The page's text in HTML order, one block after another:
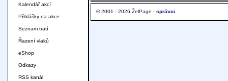
© 2001 - 2026 ŽelPage - správci
Kalendář akcí
Přihlášky na akce
Seznam tratí
Řazení vlaků
eShop
Odkazy
RSS kanál